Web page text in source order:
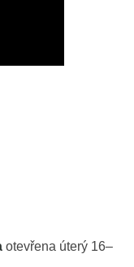
otevřena úterý 16–